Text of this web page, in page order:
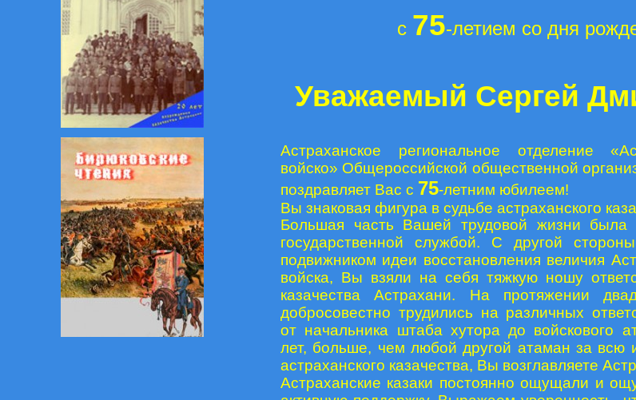
с 75-летием со дня
Уважаемый Сергей
Астраханское региональное отделение
войско» Общероссийской общественной
поздравляет Вас с 75-летним юбилеем!
Вы знаковая фигура в судьбе астраханского
Большая часть Вашей трудовой жизни была
государственной службой. С другой
подвижником идеи восстановления величия
войска, Вы взяли на себя тяжкую ношу
казачества Астрахани. На протяжении
добросовестно трудились на различных
от начальника штаба хутора до войскового
лет, больше, чем любой другой атаман за всю
астраханского казачества, Вы возглавляете
Астраханские казаки постоянно ощущали и